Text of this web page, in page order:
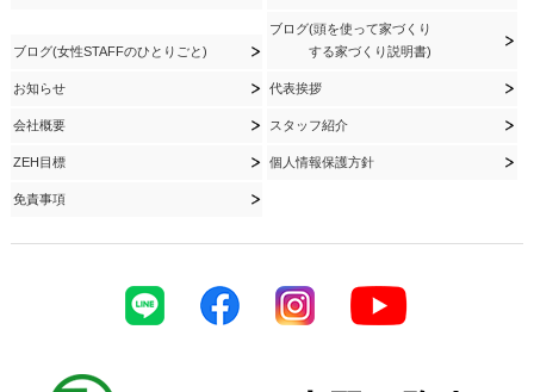
ブログ(女性STAFFのひとりごと)
ブログ(頭を使って家づくり
する家づくり説明書)
お知らせ 代表挨拶
会社概要 スタッフ紹介
ZEH目標 個人情報保護方針
免責事項